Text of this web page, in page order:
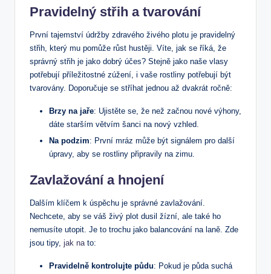
Pravidelný střih a tvarování
První tajemství údržby zdravého živého plotu je pravidelný
střih, který mu pomůže růst hustěji. Víte, jak se říká, že
správný střih je jako dobrý účes? Stejně jako naše vlasy
potřebují příležitostné zúžení, i vaše rostliny potřebují být
tvarovány. Doporučuje se stříhat jednou až dvakrát ročně:
Brzy na jaře: Ujistěte se, že než začnou nové výhony,
dáte starším větvím šanci na nový vzhled.
Na podzim: První mráz může být signálem pro další
úpravy, aby se rostliny připravily na zimu.
Zavlažování a hnojení
Dalším klíčem k úspěchu je správné zavlažování.
Nechcete, aby se váš živý plot dusil žízní, ale také ho
nemusíte utopit. Je to trochu jako balancování na laně. Zde
jsou tipy, jak nato:
Pravidelně kontrolujte půdu: Pokud je půda suchá